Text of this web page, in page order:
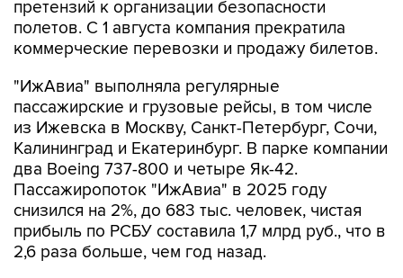
претензий к организации безопасности
полетов. С 1 августа компания прекратила
коммерческие перевозки и продажу билетов.
"ИжАвиа" выполняла регулярные
пассажирские и грузовые рейсы, в том числе
из Ижевска в Москву, Санкт-Петербург, Сочи,
Калининград и Екатеринбург. В парке компании
два Boeing 737-800 и четыре Як-42.
Пассажиропоток "ИжАвиа" в 2025 году
снизился на 2%, до 683 тыс. человек, чистая
прибыль по РСБУ составила 1,7 млрд руб., что в
2,6 раза больше, чем год назад.